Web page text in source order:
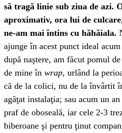
să tragă linie sub ziua de azi.
aproximativ, ora lui de
ne-am mai întins cu hăhăiala.
ajunge în acest punct ideal
după naştere, am făcut pomul
de mine în wrap, urlând la
că de la colici, nu de la învârtit
agăţat instalaţia; sau acum un
praf de oboseală, iar cele 2-3
biberoane şi pentru ţinut